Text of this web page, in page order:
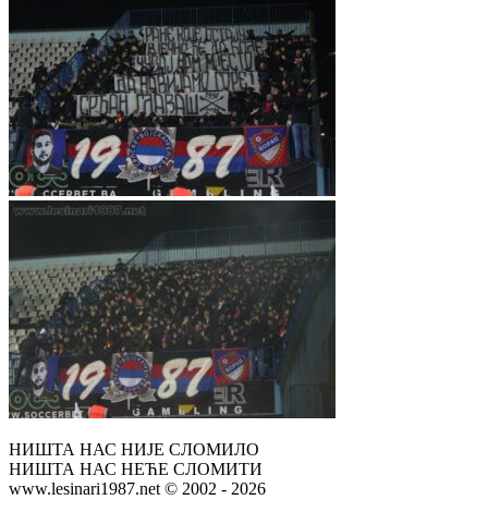
НИШТА НАС НИЈЕ СЛОМИЛО
НИШТА НАС НЕЋЕ СЛОМИТИ
www.lesinari1987.net © 2002 - 2026